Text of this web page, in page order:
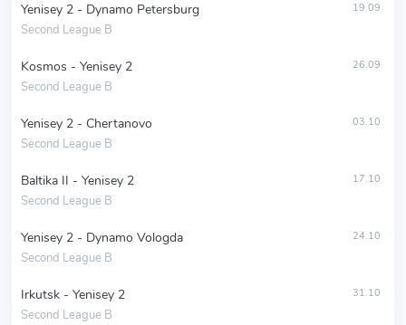
Yenisey 2 - Dynamo Petersburg
Second League B
19.09
Kosmos - Yenisey 2
Second League B
26.09
Yenisey 2 - Chertanovo
Second League B
03.10
Baltika II - Yenisey 2
Second League B
17.10
Yenisey 2 - Dynamo Vologda
Second League B
24.10
Irkutsk - Yenisey 2
Second League B
31.10